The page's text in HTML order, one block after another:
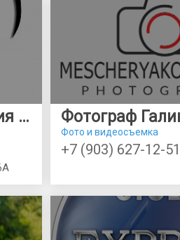
CHERRYphoto Фотостудия "ВИШНЯ" г.Краснознаменск
Фото и видеосъемка
+7 (903) 627-12-51